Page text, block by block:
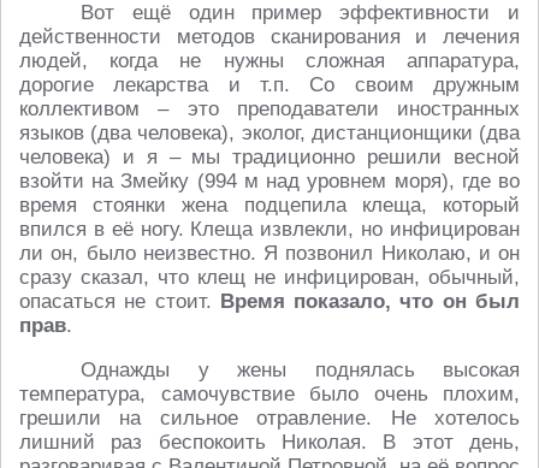
Вот ещё один пример эффективности и
действенности методов сканирования и лечения
людей, когда не нужны сложная аппаратура,
дорогие лекарства и т.п. Со своим дружным
коллективом – это преподаватели иностранных
языков (два человека), эколог, дистанционщики (два
человека) и я – мы традиционно решили весной
взойти на Змейку (994 м над уровнем моря), где во
время стоянки жена подцепила клеща, который
впился в её ногу. Клеща извлекли, но инфицирован
ли он, было неизвестно. Я позвонил Николаю, и он
сразу сказал, что клещ не инфицирован, обычный,
опасаться не стоит. Время показало, что он был
прав.
Однажды у жены поднялась высокая
температура, самочувствие было очень плохим,
грешили на сильное отравление. Не хотелось
лишний раз беспокоить Николая. В этот день,